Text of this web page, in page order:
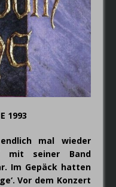
– Der Elfenthron von
1993
mal wieder
mit seiner Band
Im Gepäck hatten
Vor dem Konzert